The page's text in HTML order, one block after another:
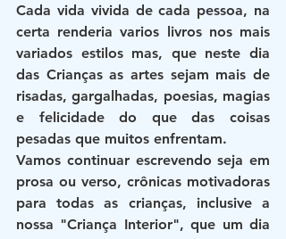
Cada vida vivida de cada pessoa, na
certa renderia varios livros nos mais
variados estilos mas, que neste dia
das Crianças as artes sejam mais de
risadas, gargalhadas, poesias, magias
e felicidade do que das coisas
pesadas que muitos enfrentam.
Vamos continuar escrevendo seja em
prosa ou verso, crônicas motivadoras
para todas as crianças, inclusive a
nossa "Criança Interior", que um dia